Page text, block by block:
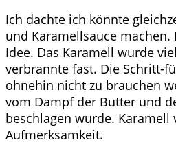
Ich dachte ich könnte
und Karamellsauce machen.
Idee. Das Karamell wurde
verbrannte fast. Die Schritt-
ohnehin nicht zu brauchen
vom Dampf der Butter und
beschlagen wurde. Karamell
Aufmerksamkeit.